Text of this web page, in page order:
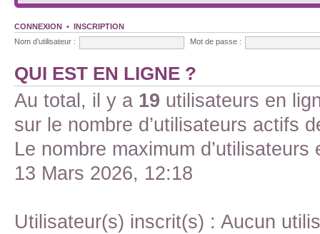
CONNEXION • INSCRIPTION
Nom d’utilisateur :
Mot de passe :
QUI EST EN LIGNE ?
Au total, il y a 19 utilisateurs en
sur le nombre d’utilisateurs actifs
Le nombre maximum
13 Mars 2026, 12:18
Utilisateur(s) inscrit(s) : Aucun